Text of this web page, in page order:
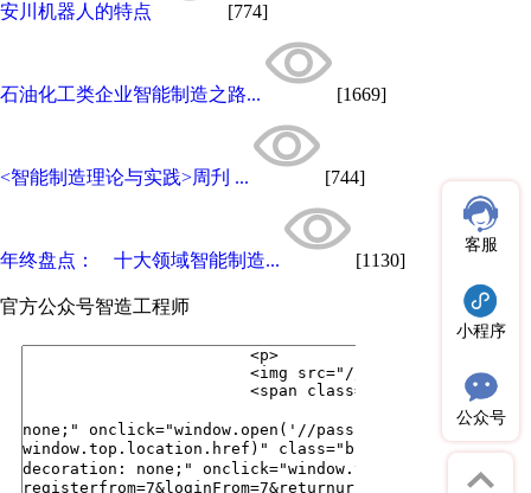
安川机器人的特点 [774]
石油化工类企业智能制造之路... [1669]
<智能制造理论与实践>周刋 ... [744]
年终盘点： 十大领域智能制造... [1130]
官方公众号智造工程师
客服
小程序
公众号